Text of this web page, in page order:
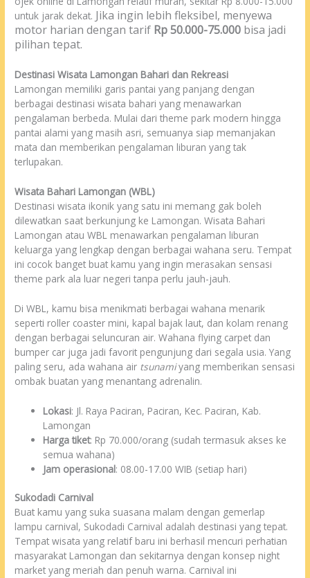
untuk jarak dekat. Jika ingin lebih fleksibel, menyewa
motor harian dengan tarif Rp 50.000-75.000 bisa jadi
pilihan tepat.
Destinasi Wisata Lamongan Bahari dan Rekreasi
Lamongan memiliki garis pantai yang panjang dengan
berbagai destinasi wisata bahari yang menawarkan
pengalaman berbeda. Mulai dari theme park modern hingga
pantai alami yang masih asri, semuanya siap memanjakan
mata dan memberikan pengalaman liburan yang tak
terlupakan.
Wisata Bahari Lamongan (WBL)
Destinasi wisata ikonik yang satu ini memang gak boleh
dilewatkan saat berkunjung ke Lamongan. Wisata Bahari
Lamongan atau WBL menawarkan pengalaman liburan
keluarga yang lengkap dengan berbagai wahana seru. Tempat
ini cocok banget buat kamu yang ingin merasakan sensasi
theme park ala luar negeri tanpa perlu jauh-jauh.
Di WBL, kamu bisa menikmati berbagai wahana menarik
seperti roller coaster mini, kapal bajak laut, dan kolam renang
dengan berbagai seluncuran air. Wahana flying carpet dan
bumper car juga jadi favorit pengunjung dari segala usia. Yang
paling seru, ada wahana air tsunamiyang memberikan sensasi
ombak buatan yang menantang adrenalin.
Lokasi: Jl. Raya Paciran, Paciran, Kec. Paciran, Kab.
Lamongan
Harga tiket: Rp 70.000/orang (sudah termasuk akses ke
semua wahana)
Jam operasional: 08.00-17.00 WIB (setiap hari)
Sukodadi Carnival
Buat kamu yang suka suasana malam dengan gemerlap
lampu carnival, Sukodadi Carnival adalah destinasi yang tepat.
Tempat wisata yang relatif baru ini berhasil mencuri perhatian
masyarakat Lamongan dan sekitarnya dengan konsep night
market yang meriah dan penuh warna. Carnival ini